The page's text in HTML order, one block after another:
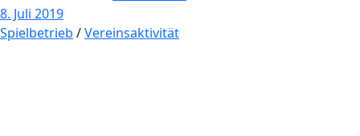
8. Juli 2019
Spielbetrieb /Vereinsaktivität